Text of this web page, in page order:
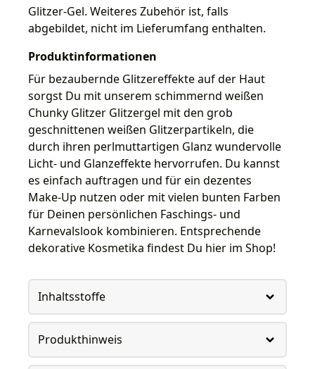
Glitzer-Gel. Weiteres Zubehör ist, falls
abgebildet, nicht im Lieferumfang enthalten.
Produktinformationen
Für bezaubernde Glitzereffekte auf der Haut
sorgst Du mit unserem schimmernd weißen
Chunky Glitzer Glitzergel mit den grob
geschnittenen weißen Glitzerpartikeln, die
durch ihren perlmuttartigen Glanz wundervolle
Licht- und Glanzeffekte hervorrufen. Du kannst
es einfach auftragen und für ein dezentes
Make-Up nutzen oder mit vielen bunten Farben
für Deinen persönlichen Faschings- und
Karnevalslook kombinieren. Entsprechende
dekorative Kosmetika findest Du hier im Shop!
Inhaltsstoffe
Produkthinweis